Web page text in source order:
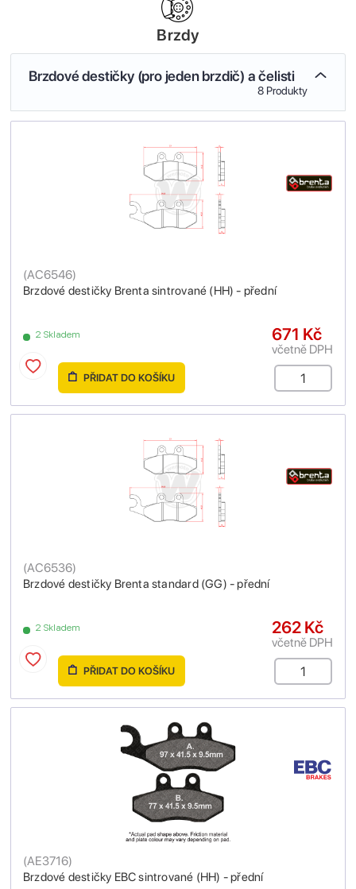
Brzdy
Brzdové destičky (pro jeden brzdič) a čelisti
8 Produkty
Brzdové destičky Brenta sintrované (HH) - přední
(AC6546)
2 Skladem 671 Kč
včetně DPH
PŘIDAT DO KOŠÍKU
Brzdové destičky Brenta standard (GG) - přední
(AC6536)
2 Skladem 262 Kč
včetně DPH
PŘIDAT DO KOŠÍKU
Brzdové destičky EBC sintrované (HH) - přední
(AE3716)